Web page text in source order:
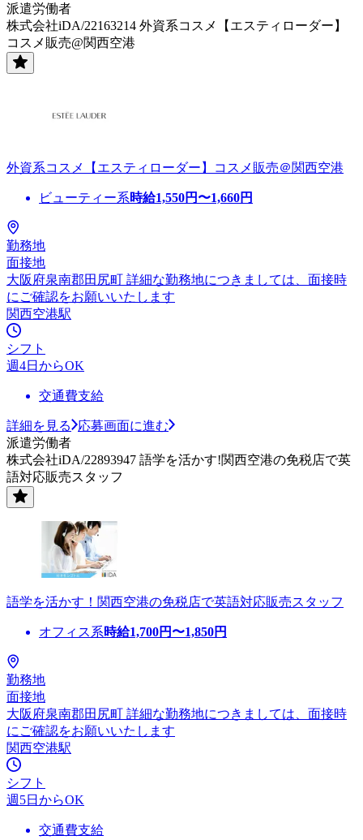
派遣労働者
株式会社iDA/22163214 外資系コスメ【エスティローダー】
コスメ販売@関西空港
外資系コスメ【エスティローダー】コスメ販売＠関西空港
ビューティー系時給1,550円〜1,660円
勤務地
面接地
大阪府泉南郡田尻町 詳細な勤務地につきましては、面接時
にご確認をお願いいたします
関西空港駅
シフト
週4日からOK
交通費支給
詳細を見る
応募画面に進む
派遣労働者
株式会社iDA/22893947 語学を活かす!関西空港の免税店で英
語対応販売スタッフ
語学を活かす！関西空港の免税店で英語対応販売スタッフ
オフィス系時給1,700円〜1,850円
勤務地
面接地
大阪府泉南郡田尻町 詳細な勤務地につきましては、面接時
にご確認をお願いいたします
関西空港駅
シフト
週5日からOK
交通費支給